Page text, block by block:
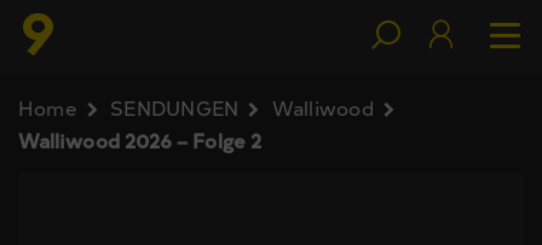
Home SENDUNGEN
Walliwood
Walliwood 2026 – Folge 2